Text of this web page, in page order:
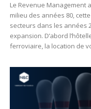
Le Revenue Management
milieu des années 80,
secteurs dans les années
expansion. D’abord
ferroviaire, la location de